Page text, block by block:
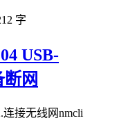
字
USB-
网
连接无线网nmcli